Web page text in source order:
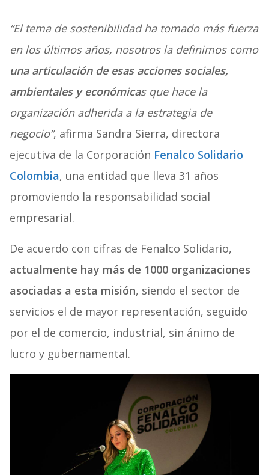
“El tema de sostenibilidad ha tomado más fuerza
en los últimos años, nosotros la definimos como
una articulación de esas acciones sociales,
ambientales y económicas que hace la
organización adherida a la estrategia de
negocio”, afirma Sandra Sierra, directora
ejecutiva de la Corporación Fenalco Solidario
Colombia, una entidad que lleva 31 años
promoviendo la responsabilidad social
empresarial.
De acuerdo con cifras de Fenalco Solidario,
actualmente hay más de 1000 organizaciones
asociadas a esta misión, siendo el sector de
servicios el de mayor representación, seguido
por el de comercio, industrial, sin ánimo de
lucro y gubernamental.